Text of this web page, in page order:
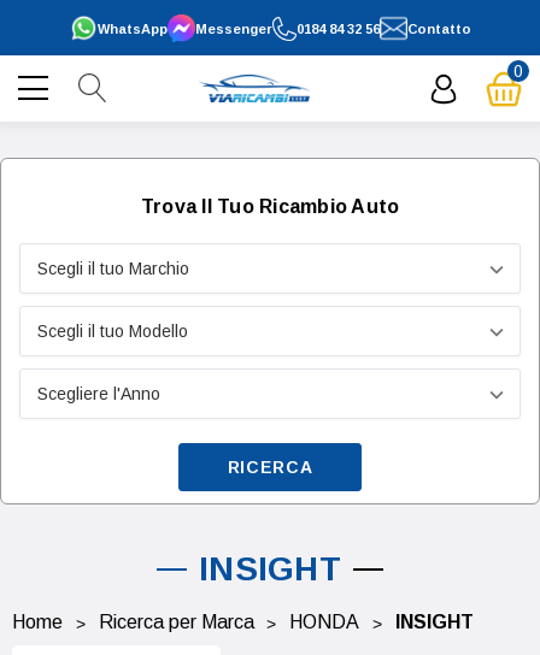
0184 84 32 56
WhatsApp Contatto
Messenger
0
Trova Il Tuo Ricambio Auto
RICERCA
INSIGHT
Home Ricerca per Marca HONDA INSIGHT